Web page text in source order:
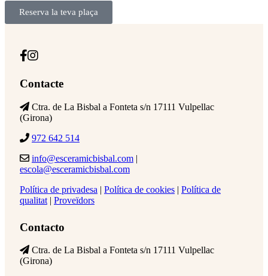
Reserva la teva plaça
Contacte
Ctra. de La Bisbal a Fonteta s/n 17111 Vulpellac
(Girona)
972 642 514
info@esceramicbisbal.com |
escola@esceramicbisbal.com
Política de privadesa | Política de cookies | Política de
qualitat | Proveïdors
Contacto
Ctra. de La Bisbal a Fonteta s/n 17111 Vulpellac
(Girona)